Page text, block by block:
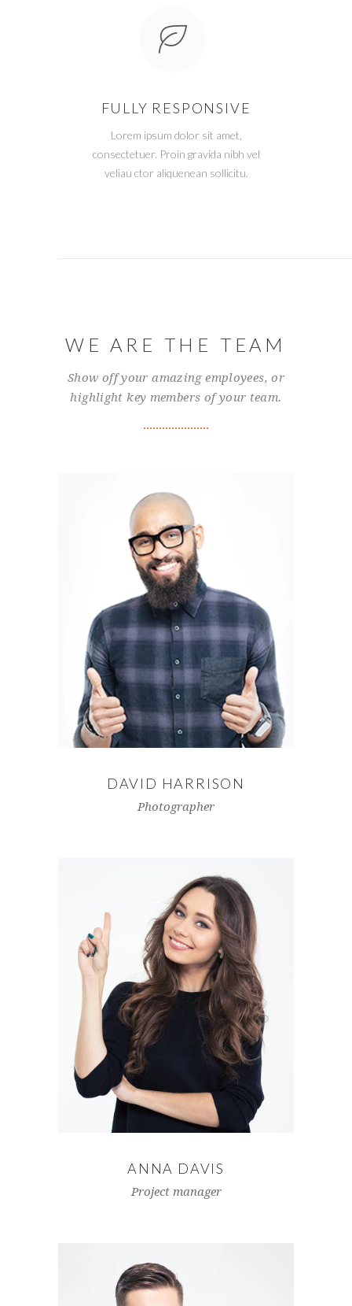
FULLY RESPONSIVE
Lorem ipsum dolor sit amet,
consectetuer. Proin gravida nibh vel
veliau ctor aliquenean sollicitu.
WE ARE THE TEAM
Show off your amazing employees, or
highlight key members of your team.
DAVID HARRISON
Photographer
ANNA DAVIS
Project manager